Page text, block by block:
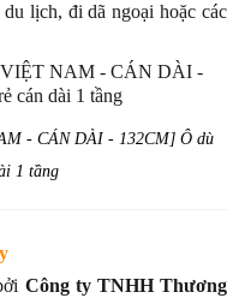
lịch, đi dã ngoại hoặc các
- CÁN DÀI - 132CM] Ô dù
1 tầng
Công ty TNHH Thương